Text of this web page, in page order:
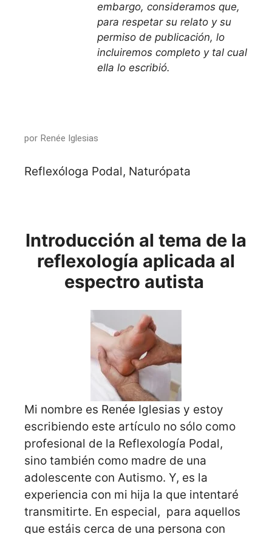
embargo, consideramos que,
para respetar su relato y su
permiso de publicación, lo
incluiremos completo y tal cual
ella lo escribió.
por Renée Iglesias
Reflexóloga Podal, Naturópata
Introducción al tema de la
reflexología aplicada al
espectro autista
Mi nombre es Renée Iglesias y estoy
escribiendo este artículo no sólo como
profesional de la Reflexología Podal,
sino también como madre de una
adolescente con Autismo. Y, es la
experiencia con mi hija la que intentaré
transmitirte. En especial, para aquellos
que estáis cerca de una persona con